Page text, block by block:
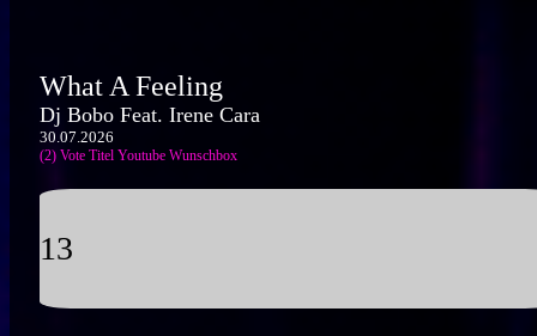
What A Feeling
Dj Bobo Feat. Irene Cara
30.07.2026
(2) Vote Titel Youtube Wunschbox
13